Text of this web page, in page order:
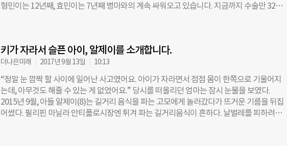
형민이는 12년째, 효민이는 7년째 병마와의 계속 싸워오고 있습니다. 지금까지 수술만 32차
로 남매들의 마음 속 상처는 점점 깊어지고 있습니다. ⓒ한국청소년연맹 ▢ 어려운 가정형편
과 부모님에게도 닥쳐온 질병의 시련 다발성 골연골종은 유전성 질환입니다. 남매의 엄마 손
요숙씨도 같은 질병인 골부종을 갖고 있습니다. 그러나 제대로 된 치료는 받지 못합니다. 아이
들의 밀린 병원비와 매번 수백 만원 이상의 수술비 때문입니다. 질병으로 인한 아픔보다는 몹
쓸 질병을 물려줬다는 죄책감이 엄마를 더 괴롭게 합니다. 벌써 12년째. 병마와의 싸움이 길
어지면서 가장인 홍주희씨도 점점 지쳐갔습니다. 2009년 살던 집과 운영하던 보습학원을 처
분하고, 처가의 방 한 칸에서 온 가족이 생활하고 있습니다. 그간 계속된 남매의 간병으로 제
키가 자라서 슬픈 아이, 알제이를 소개합니다.
더나은미래 2017년 9월 13일 10:13
“정말 눈 깜짝 할 사이에 일어난 사고였어요. 아이가 자라면서 점점 몸이 한쪽으로 기울어지
는데, 아무것도 해줄 수 있는 게 없었어요.” 당시를 떠올리던 엄마는 잠시 눈물을 보였다.
2015년 9월, 아들 알제이(8)는 길거리 음식을 파는 고모에게 놀러갔다가 뜨거운 기름을 뒤집
어썼다. 필리핀 마닐라 안티폴로시장엔 튀겨 파는 길거리음식이 흔하다. 날벌레를 피하려다